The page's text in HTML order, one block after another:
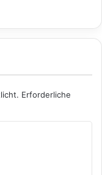
Erforderliche